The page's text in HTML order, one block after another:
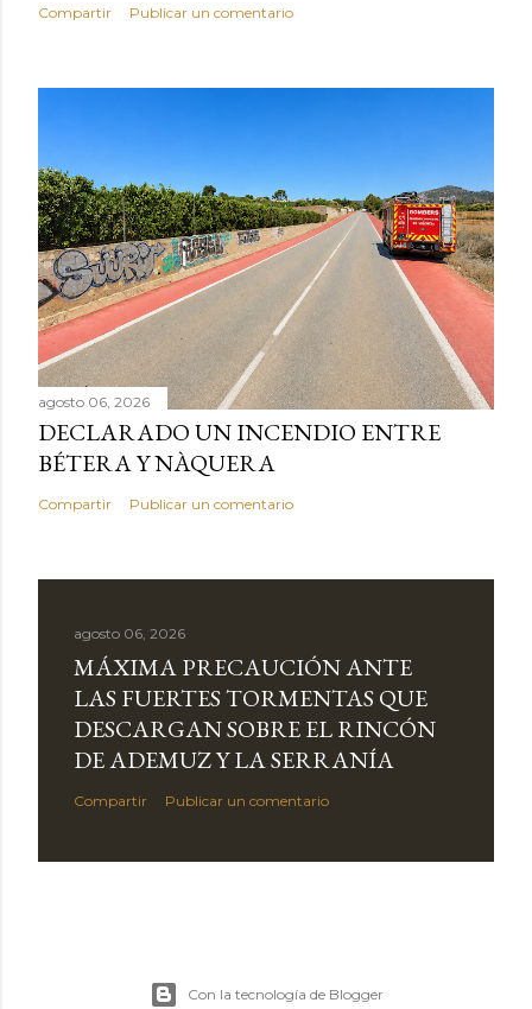
Compartir Publicar un comentario
agosto 06, 2026
DECLARADO UN INCENDIO ENTRE
BÉTERA Y NÀQUERA
Compartir Publicar un comentario
agosto 06, 2026
MÁXIMA PRECAUCIÓN ANTE
LAS FUERTES TORMENTAS QUE
DESCARGAN SOBRE EL RINCÓN
DE ADEMUZ Y LA SERRANÍA
Compartir Publicar un comentario
Con la tecnología de Blogger